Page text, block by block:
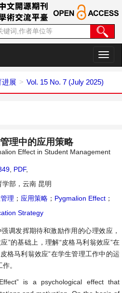
切
换
进展 Vol. 15 No. 7 (July 2025)
理中的应用策略
Effect in Student Management
PDF,
学部，云南 昆明
理 ； 应用策略 ； Pygmalion Effect ；
Strategy
调发挥期待和激励作用的心理效应，
”的基础上，理解“皮格马利翁效应”在
格马利翁效应”在学生管理工作中的运
。
is a psychological effect that